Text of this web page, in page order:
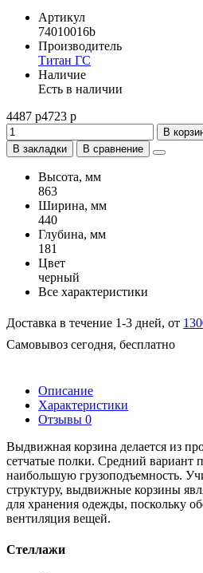
Артикул
74010016b
Производитель
Титан ГС
Наличие
Есть в наличии
4487 р4723 р
В
В закладки
В сравнение
Высота, мм
863
Ширина, мм
440
Глубина, мм
181
Цвет
черный
Все характеристики
Доставка в течение 1-3 дней, от
Самовывоз сегодня, бесплатно
Описание
Характеристики
Отзывы 0
Выдвижная корзина делается из
сетчатые полки. Средний
наибольшую грузоподъемность.
структуру, выдвижные корзины
для хранения одежды, поскольку
вентиляция вещей.
Стеллажи